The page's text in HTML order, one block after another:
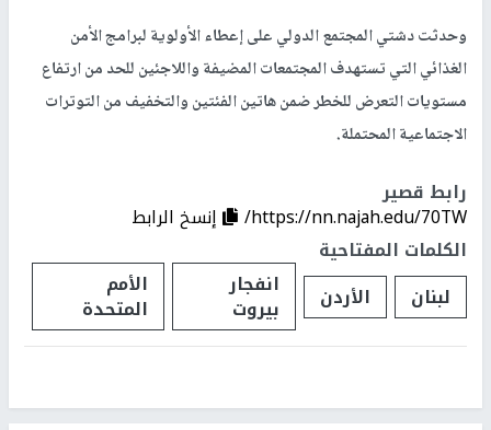
وحدثت دشتي المجتمع الدولي على إعطاء الأولوية لبرامج الأمن
الغذائي التي تستهدف المجتمعات المضيفة واللاجئين للحد من ارتفاع
مستويات التعرض للخطر ضمن هاتين الفئتين والتخفيف من التوترات
الاجتماعية المحتملة.
رابط قصير
https://nn.najah.edu/70TW/
إنسخ الرابط
الكلمات المفتاحية
لبنان
الأردن انفجار
بيروت
الأمم
المتحدة